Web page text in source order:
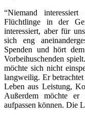
“Niemand
Flüchtlinge in der
interessiert, aber für
sich eng
Spenden und hört
Vorbeihuschenden
möchte sich nicht
langweilig. Er
Leben aus Leistung,
Außerdem möchte
aufpassen können. Die